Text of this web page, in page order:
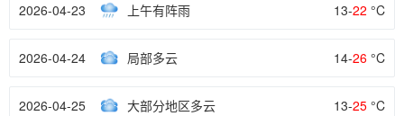
2026-04-23 上午有阵雨 13-22 °C
2026-04-24 局部多云 14-26 °C
2026-04-25 大部分地区多云 13-25 °C